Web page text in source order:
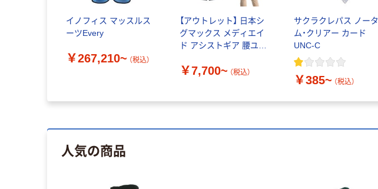
イノフィス マッスルス
ーツEvery
￥267,210~ （税込）
【アウトレット】 日本シ
グマックス メディエイ
ド アシストギア 腰ユニ
￥7,700~ （税込）
サクラクレパス ノータ
ム・クリアー カード
UNC-C
￥385~ （税込）
人気の商品